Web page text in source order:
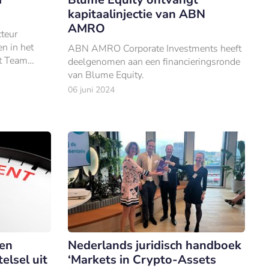
in het
Team
kapitaalinjectie van ABN
AMRO
ABN AMRO Corporate Investments heeft
deelgenomen aan een financieringsronde
van Blume Equity.
06 juni 2024
uit
Nederlands juridisch handboek
‘Markets in Crypto-Assets